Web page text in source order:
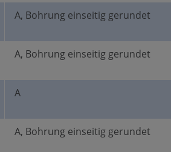
A, Bohrung einseitig gerundet
A, Bohrung einseitig gerundet
A
A, Bohrung einseitig gerundet